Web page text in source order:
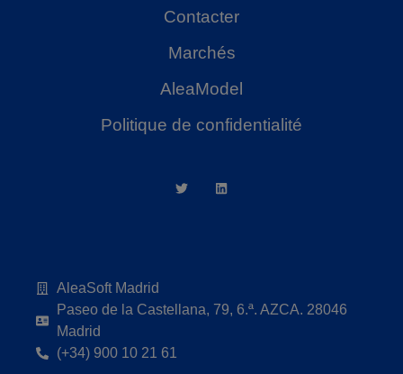
Contacter
Marchés
AleaModel
Politique de confidentialité
AleaSoft Madrid
Paseo de la Castellana, 79, 6.ª. AZCA. 28046
Madrid
(+34) 900 10 21 61